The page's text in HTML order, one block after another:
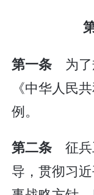
第一条 为了
《中华人民
例。
第二条 征兵
导，贯彻习